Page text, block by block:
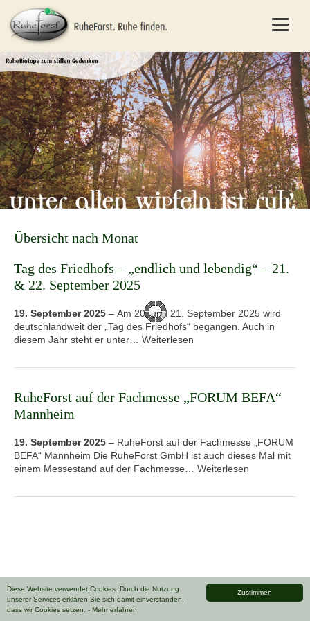
Zustimmen
Diese Website verwendet Cookies. Durch die Nutzung
unserer Services erklären Sie sich damit einverstanden,
dass wir Cookies setzen. - Mehr erfahren
Übersicht nach Monat
Tag des Friedhofs – „endlich und lebendig“ – 21.
& 22. September 2025
19. September 2025 – Am 20. und 21. September 2025 wird
deutschlandweit der „Tag des Friedhofs“ begangen. Auch in
diesem Jahr steht er unter… Weiterlesen
RuheForst auf der Fachmesse „FORUM BEFA“
Mannheim
19. September 2025 – RuheForst auf der Fachmesse „FORUM
BEFA“ Mannheim Die RuheForst GmbH ist auch dieses Mal mit
einem Messestand auf der Fachmesse… Weiterlesen